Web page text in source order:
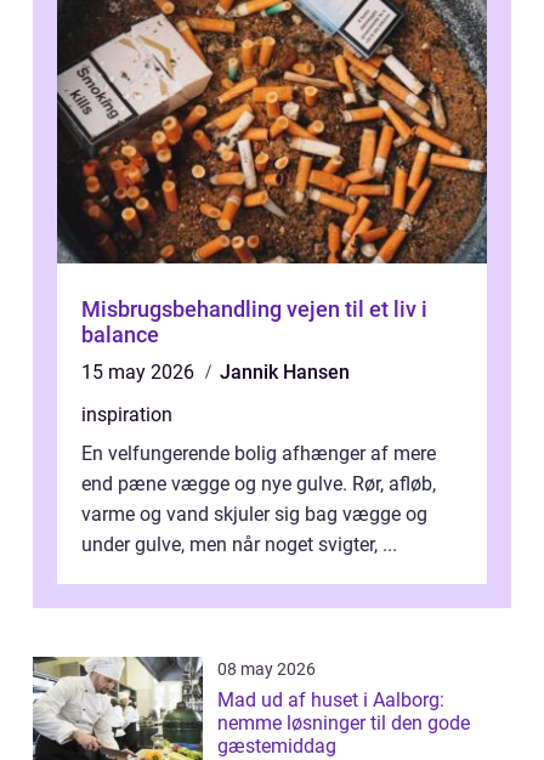
Misbrugsbehandling vejen til et liv i
balance
15 may 2026
Jannik Hansen
inspiration
En velfungerende bolig afhænger af mere
end pæne vægge og nye gulve. Rør, afløb,
varme og vand skjuler sig bag vægge og
under gulve, men når noget svigter, ...
08 may 2026
Mad ud af huset i Aalborg:
nemme løsninger til den gode
gæstemiddag